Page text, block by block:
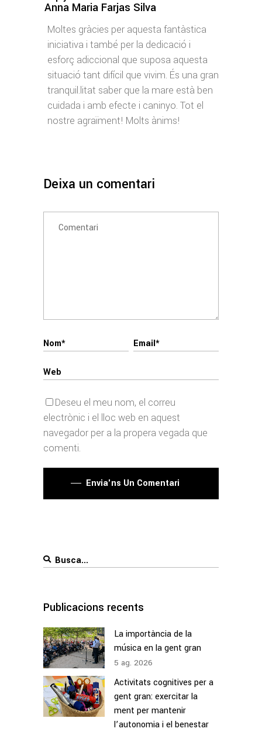
Anna Maria Farjas Silva
Moltes gràcies per aquesta fantàstica
iniciativa i també per la dedicació i
esforç adiccional que suposa aquesta
situació tant difícil que vivim. És una gran
tranquil.litat saber que la mare està ben
cuidada i amb efecte i caninyo. Tot el
nostre agraïment! Molts ànims!
Deixa un comentari
Deseu el meu nom, el correu
electrònic i el lloc web en aquest
navegador per a la propera vegada que
comenti.
Envia'ns Un Comentari
Search
Publicacions recents
La importància de la
música en la gent gran
5 ag. 2026
Activitats cognitives per a
gent gran: exercitar la
ment per mantenir
l’autonomia i el benestar